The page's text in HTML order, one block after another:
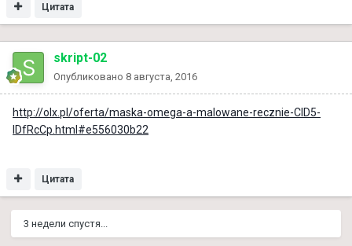
Цитата
skript-02
Опубликовано 8 августа, 2016
http://olx.pl/oferta/maska-omega-a-malowane-recznie-CID5-
IDfRcCp.html#e556030b22
Цитата
3 недели спустя...